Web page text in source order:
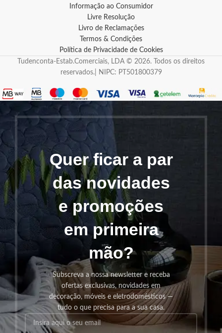
Informação ao Consumidor
Livre Resolução
Livro de Reclamações
Termos & Condições
Política de Privacidade de Cookies
Tudenconta-Estab.Comerciais, LDA © 2026. Todos os direitos
reservados.| NIPC: PT501800379
Quer ficar a par
das novidades
e promoções
em primeira
mão?
Subscreva a nossa newsletter e receba
ofertas exclusivas, novidades em
decoração, móveis e eletrodomésticos —
tudo o que precisa para a sua casa.